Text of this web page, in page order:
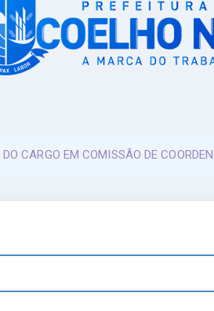
CARGO EM COMISSÃO DE